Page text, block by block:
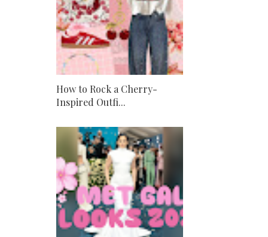
How to Rock a Cherry-
Inspired Outfi...